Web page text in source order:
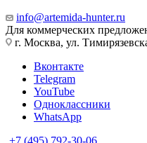
info@artemida-hunter.ru
Для коммерческих
г. Москва, ул.
Вконтакте
Telegram
YouTube
Одноклассники
WhatsApp
+7 (495) 792-30-06